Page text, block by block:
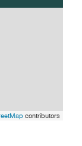
contributors